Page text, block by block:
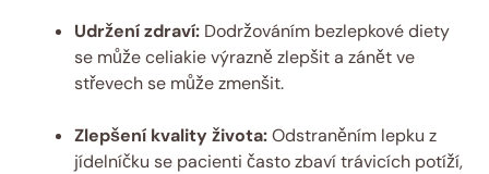
Udržení zdraví: Dodržováním bezlepkové diety
se může celiakie výrazně zlepšit a zánět ve
střevech se může zmenšit.
Zlepšení kvality života:Odstraněním lepku z
jídelníčku se pacienti často zbaví trávicích potíží,